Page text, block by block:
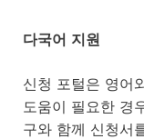
다국어 지원
신청 포털은 영어
도움이 필요한 경
구와 함께 신청서